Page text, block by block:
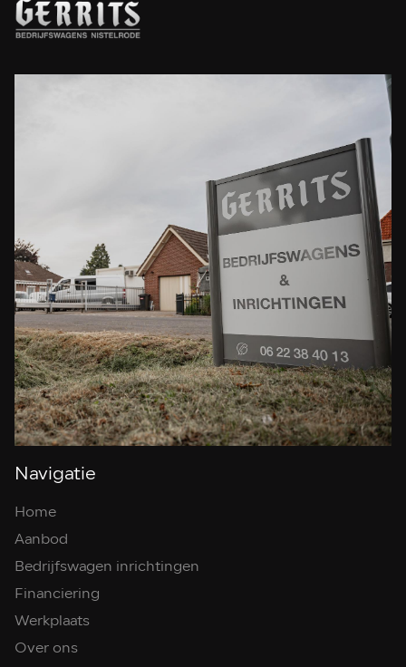
Navigatie
Home
Aanbod
Bedrijfswagen inrichtingen
Financiering
Werkplaats
Over ons